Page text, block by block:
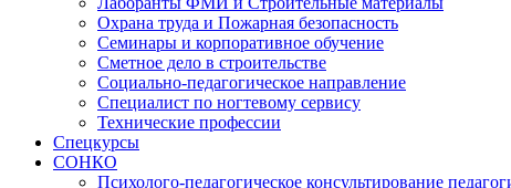
Охрана труда и Пожарная безопасность
Семинары и корпоративное обучение
Сметное дело в строительстве
Социально-педагогическое направление
Специалист по ногтевому сервису
Технические профессии
Спецкурсы
СОНКО
Психолого-педагогическое консультирование